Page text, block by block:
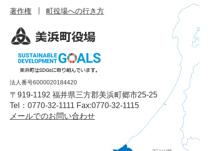
著作権
町役場への行き方
法人番号6000020184420
〒919-1192 福井県三方郡美浜町郷市25-25
Tel：0770-32-1111 Fax:0770-32-1115
メールでのお問い合わせ